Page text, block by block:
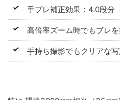
手ブレ補正効果：4.0段分
高倍率ズーム時でもブレ
手持ち撮影でもクリアな